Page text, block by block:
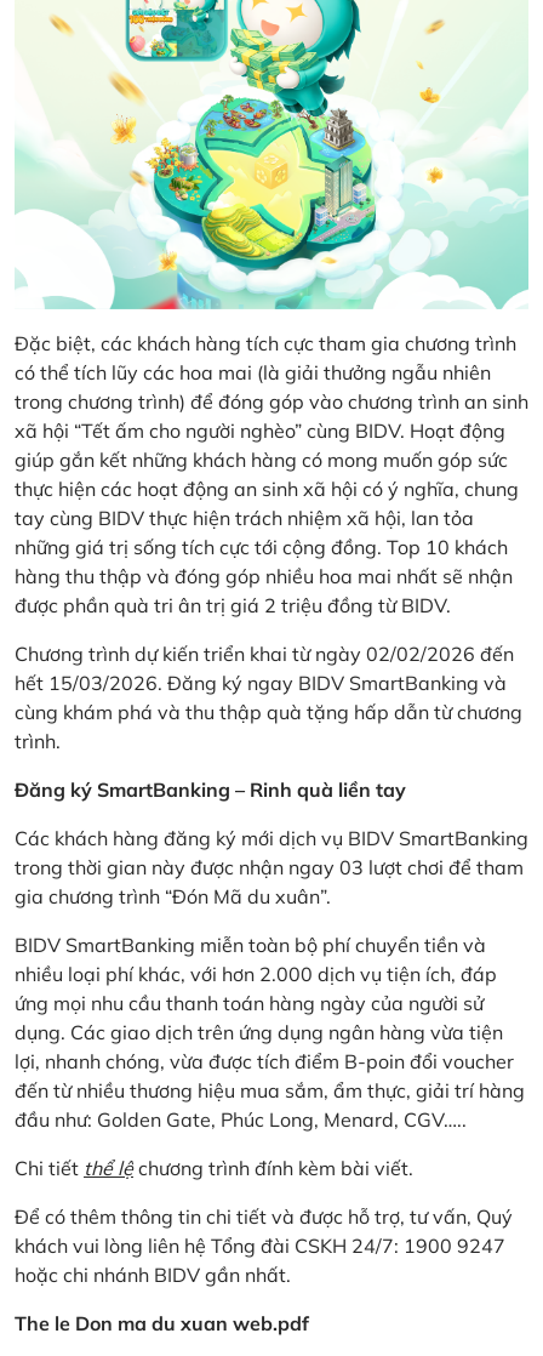
Đặc biệt, các khách hàng tích cực tham gia chương trình
có thể tích lũy các hoa mai (là giải thưởng ngẫu nhiên
trong chương trình) để đóng góp vào chương trình an sinh
xã hội “Tết ấm cho người nghèo” cùng BIDV. Hoạt động
giúp gắn kết những khách hàng có mong muốn góp sức
thực hiện các hoạt động an sinh xã hội có ý nghĩa, chung
tay cùng BIDV thực hiện trách nhiệm xã hội, lan tỏa
những giá trị sống tích cực tới cộng đồng. Top 10 khách
hàng thu thập và đóng góp nhiều hoa mai nhất sẽ nhận
được phần quà tri ân trị giá 2 triệu đồng từ BIDV.
Chương trình dự kiến triển khai từ ngày 02/02/2026 đến
hết 15/03/2026. Đăng ký ngay BIDV SmartBanking và
cùng khám phá và thu thập quà tặng hấp dẫn từ chương
trình.
Đăng ký SmartBanking – Rinh quà liền tay
Các khách hàng đăng ký mới dịch vụ BIDV SmartBanking
trong thời gian này được nhận ngay 03 lượt chơi để tham
gia chương trình “Đón Mã du xuân”.
BIDV SmartBanking miễn toàn bộ phí chuyển tiền và
nhiều loại phí khác, với hơn 2.000 dịch vụ tiện ích, đáp
ứng mọi nhu cầu thanh toán hàng ngày của người sử
dụng. Các giao dịch trên ứng dụng ngân hàng vừa tiện
lợi, nhanh chóng, vừa được tích điểm B-poin đổi voucher
đến từ nhiều thương hiệu mua sắm, ẩm thực, giải trí hàng
đầu như: Golden Gate, Phúc Long, Menard, CGV…..
Chi tiết thể lệchương trình đính kèm bài viết.
Để có thêm thông tin chi tiết và được hỗ trợ, tư vấn, Quý
khách vui lòng liên hệ Tổng đài CSKH 24/7: 1900 9247
hoặc chi nhánh BIDV gần nhất.
The le Don ma du xuan web.pdf